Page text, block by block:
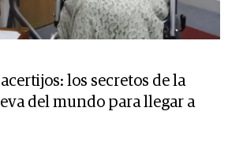
los secretos de la
del mundo para llegar a